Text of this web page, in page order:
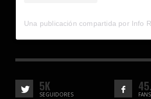
5K
SEGUIDORES FANS